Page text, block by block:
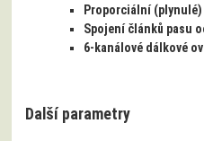
Proporciální
Spojení článků pasu
6-kanálové dálkové
Další parametry